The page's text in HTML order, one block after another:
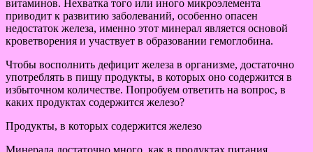
витаминов. Нехватка того или иного микроэлемента
приводит к развитию заболеваний, особенно опасен
недостаток железа, именно этот минерал является основой
кроветворения и участвует в образовании гемоглобина.
Чтобы восполнить дефицит железа в организме, достаточно
употреблять в пищу продукты, в которых оно содержится в
избыточном количестве. Попробуем ответить на вопрос, в
каких продуктах содержится железо?
Продукты, в которых содержится железо
Минерала достаточно много, как в продуктах питания